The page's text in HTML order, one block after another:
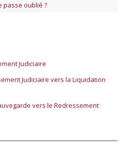
passe oublié ?
Judiciaire
Judiciaire vers la Liquidation
vers le Redressement